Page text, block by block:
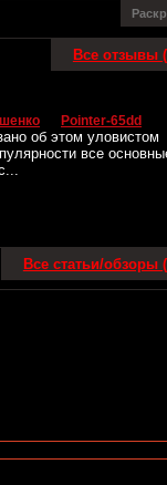
Все отзывы
Pointer-65dd
об этом уловистом
все
Все статьи/обзоры